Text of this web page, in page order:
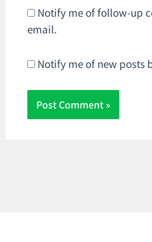
Notify me of follow-up
email.
Notify me of new posts